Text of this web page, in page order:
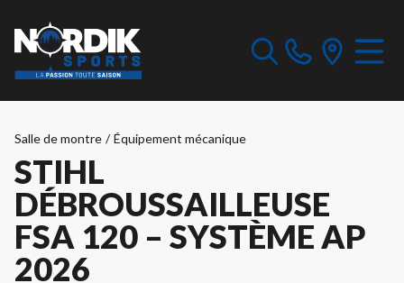
Salle de montre / Équipement mécanique
STIHL
DÉBROUSSAILLEUSE
FSA 120 – SYSTÈME AP
2026